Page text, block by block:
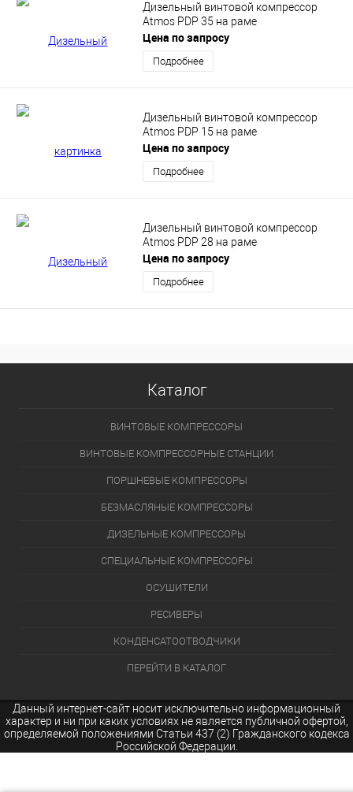
Дизельный винтовой компрессор
Atmos PDP 35 на раме
Цена по запросу
Подробнее
Дизельный винтовой компрессор
Atmos PDP 15 на раме
Цена по запросу
Подробнее
Дизельный винтовой компрессор
Atmos PDP 28 на раме
Цена по запросу
Подробнее
Каталог
ВИНТОВЫЕ КОМПРЕССОРЫ
ВИНТОВЫЕ КОМПРЕССОРНЫЕ СТАНЦИИ
ПОРШНЕВЫЕ КОМПРЕССОРЫ
БЕЗМАСЛЯНЫЕ КОМПРЕССОРЫ
ДИЗЕЛЬНЫЕ КОМПРЕССОРЫ
СПЕЦИАЛЬНЫЕ КОМПРЕССОРЫ
ОСУШИТЕЛИ
РЕСИВЕРЫ
КОНДЕНСАТООТВОДЧИКИ
ПЕРЕЙТИ В КАТАЛОГ
Данный интернет-сайт носит исключительно информационный
характер и ни при каких условиях не является публичной офертой,
определяемой положениями Статьи 437 (2) Гражданского кодекса
Российской Федерации.